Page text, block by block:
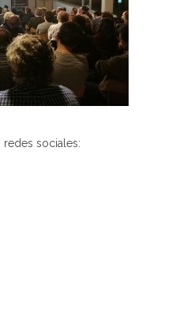
redes sociales: